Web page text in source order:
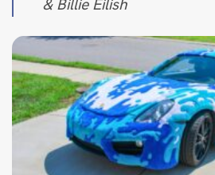
& Billie Eilish